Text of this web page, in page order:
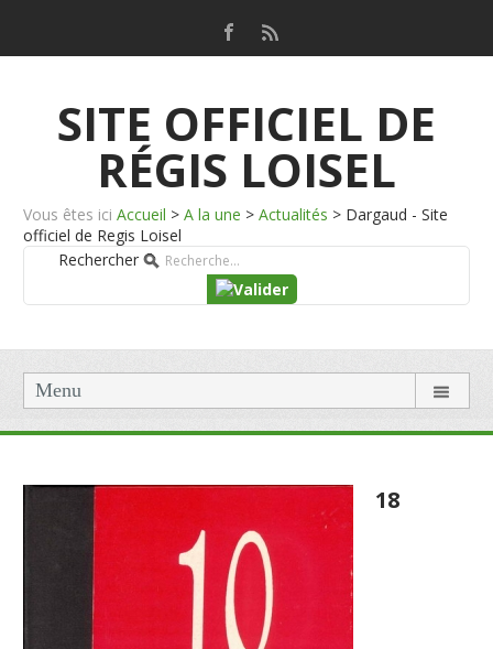
SITE OFFICIEL DE
RÉGIS LOISEL
Vous êtes ici Accueil > A la une > Actualités > Dargaud - Site
officiel de Regis Loisel
Rechercher
Menu
18